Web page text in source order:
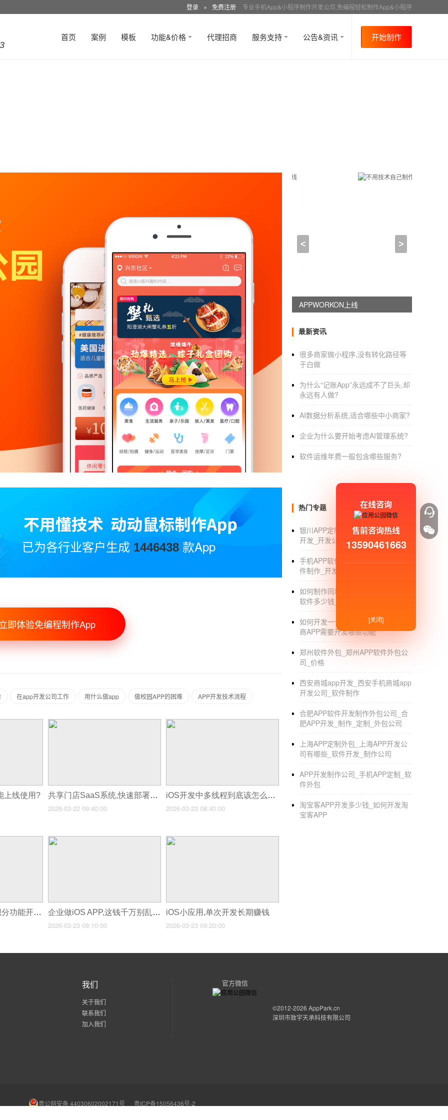
登录 ● 免费注册 专业手机App&小程序制作开发公司,免编程轻松制作App&小程序
首页 案例 模板 功能&价格 代理招商 服务支持 公告&资讯 开始制作
2022-10-26 22:00:00
为什么要做小程序这些小程序商业模
1.借助于小程序的改造，很多企业都用成熟
即使是不同的功能也是独立的小程序。通过
其实就是向小程序商家收取广告推广费，实现
3.内容营销，对于拥有优质内容的商家，可以
4.门店线下线上引流。利用小程序的强引流
物后，可以通过小程序快速搜索附近的餐厅
社群小程序 未来电商发展的新趋势
1.社区小程序模式。社交双向传播属性，已
求，只要适当的推广活动，任意010-010这
品展示给消费者，一定会激发潜在用户的购
2.如何经营社区小程序？简单理解一下意思
户和品牌社群建立情感小程序。传说中的雷
丝。这是社区管理。
3.社区小程序新商业模式，社区商业是一个
求的消费者。这是商业的实现。
零售行业小程序开发
1，线上线下相互集成。随着新零售模式的逐
联网力量和线下的实体店终端形成真正的结
打造的。开发成本低制作效率高，用户可在短
序，自由提供折扣、定价等服务，不受第三
已为各行业客户生成 1446438 款App
即体验免编程制作App
在app开发公司工作 用什么做app 做校园APP的困难 APP开发技术流程
上线使用? 共享门店SaaS系统,快速部署上线!
2026-03-22 09:40:00
iOS开发中多线程到底该怎么用,一次讲明白!
2026-03-23 08:40:00
美妆iOS商城,会员积分功能开发 企业做iOS APP,这钱千万别乱花
2026-03-23 09:10:00
iOS小应用,单次开发长期赚钱
2026-03-23 09:20:00
< >
不用技术自己制作App
最新资讯
很多商家做小程序,没有转化路径等
于白做
为什么“记账App”永远成不了巨头,却
永远有人做?
AI数据分析系统,适合哪些中小商家?
企业为什么要开始考虑AI管理系统?
软件运维年费一般包含哪些服务?
热门专题
银川APP定制_银川市商城APP定制
开发_开发公司_价格_外包
手机APP软件制作_安卓手机APP软
件制作_开发教程_公司
如何制作同城App_制作一个同城app
软件多少钱_开发公司
如何开发一个移动电商APP_移动电
商APP需要开发哪些功能
郑州软件外包_郑州APP软件外包公
司_价格
西安商城app开发_西安手机商城app
开发公司_软件制作
合肥APP软件开发制作外包公司_合
肥APP开发_制作_定制_外包公司
上海APP定制外包_上海APP开发公
司有哪些_软件开发_制作公司
APP开发制作公司_手机APP定制_软
件外包
淘宝客APP开发多少钱_如何开发淘
宝客APP
我们
关于我们
联系我们
加入我们
官方微信
©2012-2026 AppPark.cn
深圳市致宇天承科技有限公司
粤公网安备 44030602002171号 粤ICP备15056436号-2
在线咨询
售前咨询热线
13590461663
[关闭]